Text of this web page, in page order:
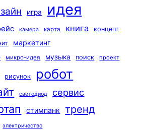
игра идея
камера карта книга
концепт
маркетинг
микро-идея музыка поиск проект
рисунок робот
светодиод сервис
стимпанк тренд
электричество